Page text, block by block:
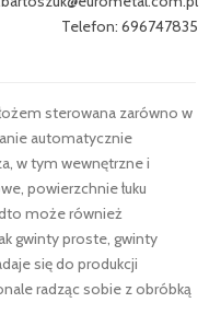
Telefon: 696747835
sterowana zarówno w
automatycznie
w tym wewnętrzne i
powierzchnie łuku
może również
gwinty proste, gwinty
się do produkcji
radząc sobie z obróbką